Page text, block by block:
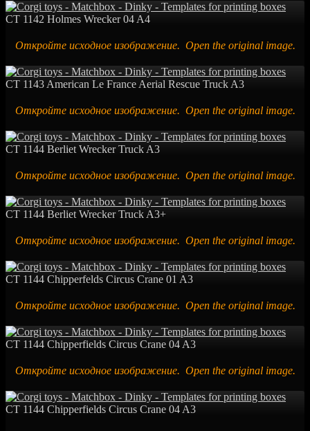
CT 1142 Holmes Wrecker 04 A4
Откройте исходное изображение. Open the original image.
CT 1143 American Le France Aerial Rescue Truck A3
Откройте исходное изображение. Open the original image.
CT 1144 Berliet Wrecker Truck A3
Откройте исходное изображение. Open the original image.
CT 1144 Berliet Wrecker Truck A3+
Откройте исходное изображение. Open the original image.
CT 1144 Chipperfelds Circus Crane 01 A3
Откройте исходное изображение. Open the original image.
CT 1144 Chipperfields Circus Crane 04 A3
Откройте исходное изображение. Open the original image.
CT 1144 Chipperfields Circus Crane 04 A3